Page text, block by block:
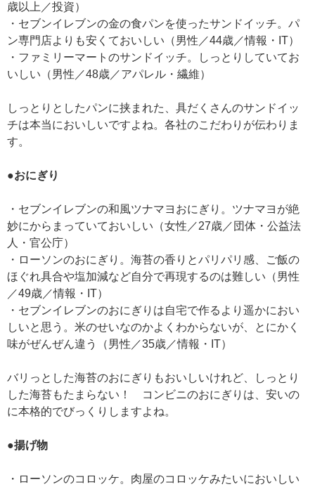
歳以上／投資）
・セブンイレブンの金の食パンを使ったサンドイッチ。パ
ン専門店よりも安くておいしい（男性／44歳／情報・IT）
・ファミリーマートのサンドイッチ。しっとりしていてお
いしい（男性／48歳／アパレル・繊維）
しっとりとしたパンに挟まれた、具だくさんのサンドイッ
チは本当においしいですよね。各社のこだわりが伝わりま
す。
●おにぎり
・セブンイレブンの和風ツナマヨおにぎり。ツナマヨが絶
妙にからまっていておいしい（女性／27歳／団体・公益法
人・官公庁）
・ローソンのおにぎり。海苔の香りとパリパリ感、ご飯の
ほぐれ具合や塩加減など自分で再現するのは難しい（男性
／49歳／情報・IT）
・セブンイレブンのおにぎりは自宅で作るより遥かにおい
しいと思う。米のせいなのかよくわからないが、とにかく
味がぜんぜん違う（男性／35歳／情報・IT）
バリっとした海苔のおにぎりもおいしいけれど、しっとり
した海苔もたまらない！ コンビニのおにぎりは、安いの
に本格的でびっくりしますよね。
●揚げ物
・ローソンのコロッケ。肉屋のコロッケみたいにおいしい